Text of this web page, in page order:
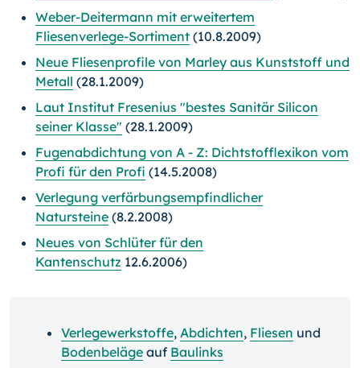
Weber-Deitermann mit erweitertem
Fliesenverlege-Sortiment (10.8.2009)
Neue Fliesenprofile von Marley aus Kunststoff und
Metall (28.1.2009)
Laut Institut Fresenius "bestes Sanitär Silicon
seiner Klasse" (28.1.2009)
Fugenabdichtung von A - Z: Dichtstofflexikon vom
Profi für den Profi (14.5.2008)
Verlegung verfärbungsempfindlicher
Natursteine (8.2.2008)
Neues von Schlüter für den
Kantenschutz 12.6.2006)
Verlegewerkstoffe, Abdichten, Fliesen und
Bodenbeläge auf Baulinks